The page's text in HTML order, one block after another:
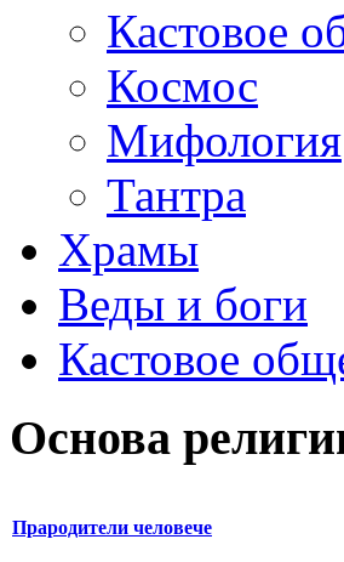
Кастовое
Космос
Мифология
Тантра
Храмы
Веды и боги
Кастовое
Основа
Прародители человече